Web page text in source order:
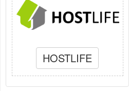
HOSTLIFE